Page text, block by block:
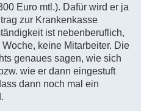
Euro mtl.). Dafür wird er ja
zur Krankenkasse
ist nebenberuflich,
keine Mitarbeiter. Die
genaues sagen, wie sich
wie er dann eingestuft
dann noch mal ein